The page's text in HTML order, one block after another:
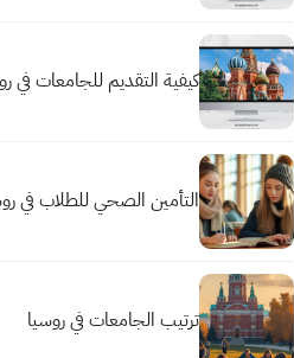
كيفية التقديم للجامعات في
التأمين الصحي للطلاب في
ترتيب الجامعات في روسيا